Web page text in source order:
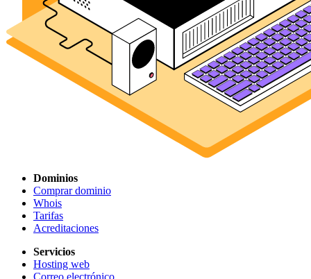
Dominios
Comprar dominio
Whois
Tarifas
Acreditaciones
Servicios
Hosting web
Correo electrónico